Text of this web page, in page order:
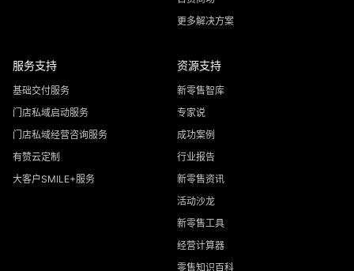
更多解决方案
服务支持
基础交付服务
门店私域启动服务
门店私域经营咨询服务
有赞云定制
大客户SMILE+服务
资源支持
新零售智库
专家说
成功案例
行业报告
新零售资讯
活动沙龙
新零售工具
经营计算器
零售知识百科